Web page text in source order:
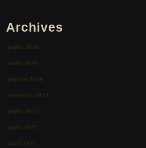
Archives
junho 2026
maio 2026
janeiro 2026
setembro 2025
junho 2025
maio 2025
abril 2025